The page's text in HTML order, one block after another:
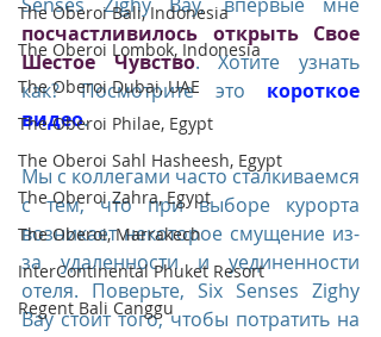
The Oberoi Bali, Indonesia
The Oberoi Lombok, Indonesia
The Oberoi Dubai, UAE
The Oberoi Philae, Egypt
The Oberoi Sahl Hasheesh, Egypt
The Oberoi Zahra, Egypt
The Oberoi, Marrakech
InterContinental Phuket Resort
Regent Bali Canggu
посчастливилось открыть Свое
Шестое Чувство. Хотите узнать
как? Посмотрите это короткое
видео.
Мы с коллегами часто сталкиваемся
с тем, что при выборе курорта
возникает некоторое смущение из-
за удаленности и уединенности
отеля. Поверьте, Six Senses Zighy
Bay стоит того, чтобы потратить на